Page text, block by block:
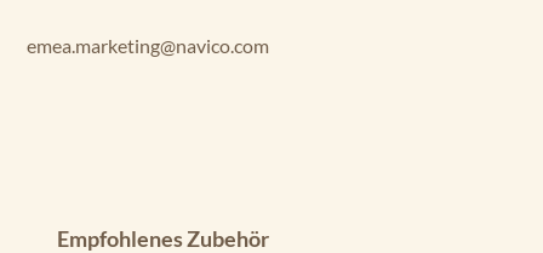
emea.marketing@navico.com
Produktgalerie überspringen
Empfohlenes Zubehör